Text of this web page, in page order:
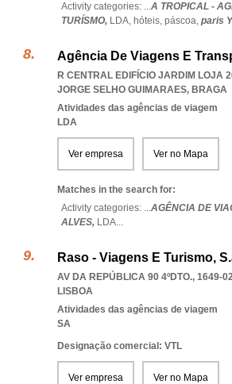
Activity categories: ...A TROPICAL -
TURÍSMO, LDA, hóteis, páscoa, paris
Agência De Viagens E
R CENTRAL EDIFÍCIO JARDIM LOJA
JORGE SELHO GUIMARAES, BRAGA
Atividades das agências de viagem
LDA
Ver empresa Ver no Mapa
Matches in the search for:
Activity categories: ...AGÊNCIA DE
ALVES, LDA...
Raso - Viagens E Turismo,
AV DA REPÚBLICA 90 4ºDTO., 1649-
LISBOA
Atividades das agências de viagem
SA
Designação comercial: VTL
Ver empresa Ver no Mapa